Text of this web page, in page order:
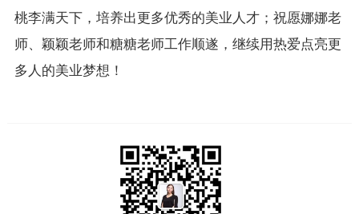
桃李满天下，培养出更多优秀的美业人才；祝愿娜娜老
师、颖颖老师和糖糖老师工作顺遂，继续用热爱点亮更
多人的美业梦想！